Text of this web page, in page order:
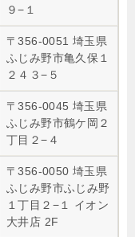
９−１
〒356-0051 埼玉県
ふじみ野市亀久保１
２４３−５
〒356-0045 埼玉県
ふじみ野市鶴ケ岡２
丁目２−４
〒356-0050 埼玉県
ふじみ野市ふじみ野
１丁目２−１ イオン
大井店 2F